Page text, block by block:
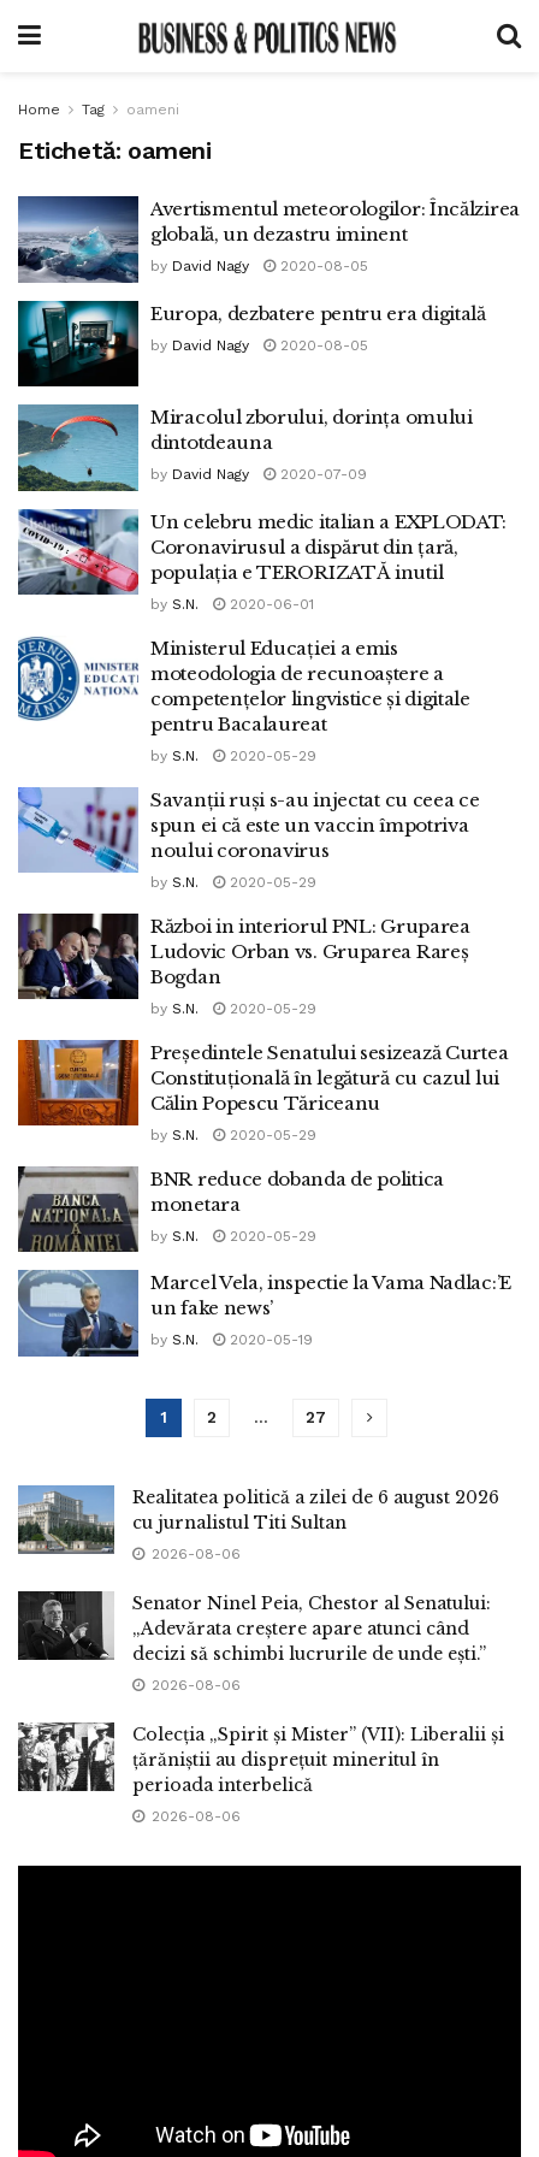
Home Tag oameni
Etichetă: oameni
Avertismentul meteorologilor: Încălzirea
globală, un dezastru iminent
by David Nagy 2020-08-05
Europa, dezbatere pentru era digitală
by David Nagy 2020-08-05
Miracolul zborului, dorința omului
dintotdeauna
by David Nagy 2020-07-09
Un celebru medic italian a EXPLODAT:
Coronavirusul a dispărut din țară,
populația e TERORIZATĂ inutil
by S.N. 2020-06-01
Ministerul Educației a emis
moteodologia de recunoaștere a
competențelor lingvistice și digitale
pentru Bacalaureat
by S.N. 2020-05-29
Savanții ruși s-au injectat cu ceea ce
spun ei că este un vaccin împotriva
noului coronavirus
by S.N. 2020-05-29
Război in interiorul PNL: Gruparea
Ludovic Orban vs. Gruparea Rareş
Bogdan
by S.N. 2020-05-29
Președintele Senatului sesizează Curtea
Constituțională în legătură cu cazul lui
Călin Popescu Tăriceanu
by S.N. 2020-05-29
BNR reduce dobanda de politica
monetara
by S.N. 2020-05-29
Marcel Vela, inspectie la Vama Nadlac:’E
un fake news’
by S.N. 2020-05-19
1 2 … 27
Realitatea politică a zilei de 6 august 2026
cu jurnalistul Titi Sultan
2026-08-06
Senator Ninel Peia, Chestor al Senatului:
„Adevărata creștere apare atunci când
decizi să schimbi lucrurile de unde ești.”
2026-08-06
Colecția „Spirit și Mister” (VII): Liberalii și
țărăniștii au disprețuit mineritul în
perioada interbelică
2026-08-06